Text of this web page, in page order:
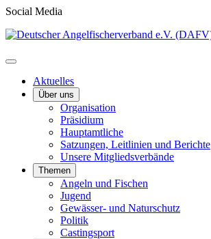
Social Media
Aktuelles
Über uns
Organisation
Präsidium
Hauptamtliche
Satzungen, Leitlinien und Berichte
Unsere Mitgliedsverbände
Themen
Angeln und Fischen
Jugend
Gewässer- und Naturschutz
Politik
Castingsport